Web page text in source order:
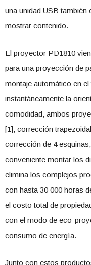
una unidad USB también
mostrar contenido.
El proyector PD1810
para una proyección de
montaje automático en
instantáneamente la
comodidad, ambos
[1], corrección
corrección de 4
conveniente montar los
elimina los complejos
con hasta 30 000 horas
el costo total de
con el modo de eco-
consumo de energía.
Junto con estos